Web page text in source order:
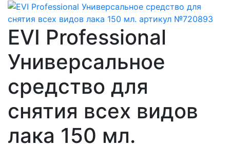
EVI Professional
Универсальное
средство для
снятия всех видов
лака 150 мл.